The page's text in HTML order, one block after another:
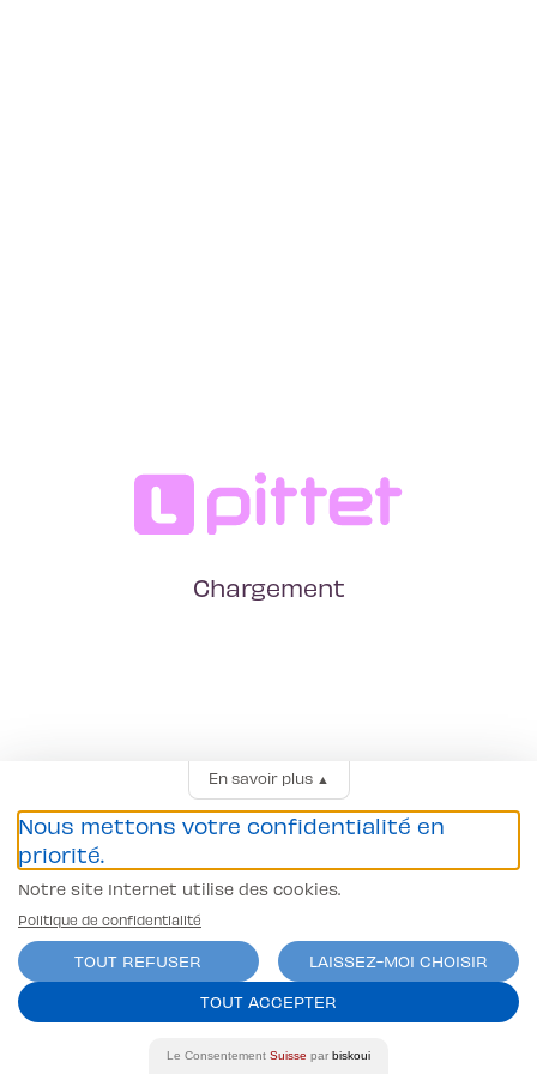
Chargement
En savoir plus▲
Nous mettons votre confidentialité en
priorité.
Notre site Internet utilise des cookies.
Politique de confidentialité
TOUT REFUSER
LAISSEZ-MOI CHOISIR
TOUT ACCEPTER
Le Consentement Suisse par biskoui